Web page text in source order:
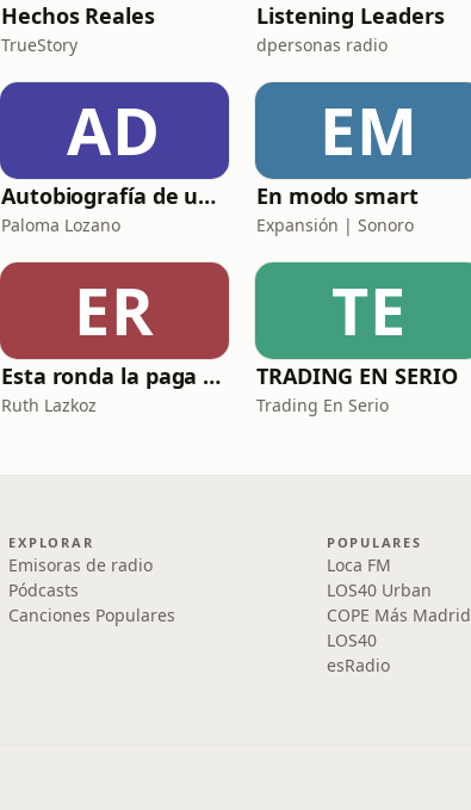
Hechos Reales
TrueStory
Listening Leaders
dpersonas radio
AD
Autobiografía de un Yogui con sitar
Paloma Lozano
EM
En modo smart
Expansión | Sonoro
ER
Esta ronda la paga Newton
Ruth Lazkoz
TE
TRADING EN SERIO
Trading En Serio
EXPLORAR
Emisoras de radio
Pódcasts
Canciones Populares
POPULARES
Loca FM
LOS40 Urban
COPE Más Madrid
LOS40
esRadio